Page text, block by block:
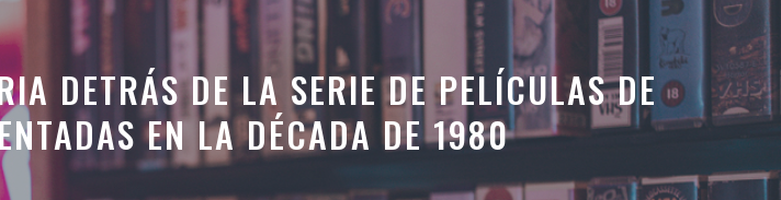
DETRÁS DE LA SERIE DE PELÍCULAS DE
EN LA DÉCADA DE 1980